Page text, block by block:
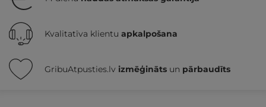
Kvalitatīva klientu apkalpošana
GribuAtpusties.lv izmēģināts un pārbaudīts